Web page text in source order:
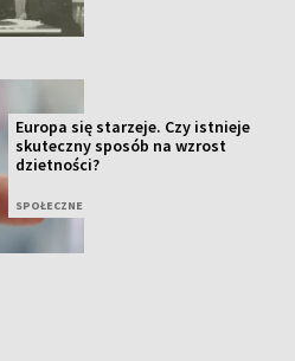
Europa się starzeje. Czy istnieje
skuteczny sposób na wzrost
dzietności?
SPOŁECZNE